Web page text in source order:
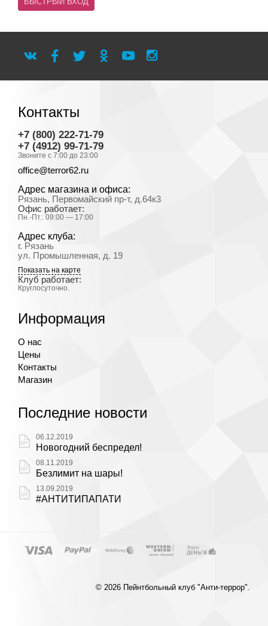
Контакты
+7 (800) 222-71-79
+7 (4912) 99-71-79
Звоните с 7:00 до 23:00
office@terror62.ru
Адрес магазина и офиса:
Рязань, Первомайский пр-т, д.64к3
Офис работает:
Пн.-Пт.: 09:00 — 17:00
Адрес клуба:
г. Рязань
ул. Промышленная, д. 19
Показать на карте
Клуб работает:
Круглосуточно.
Информация
О нас
Цены
Контакты
Магазин
Последние новости
06.12.2019
Новогодний беспредел!
08.11.2019
Безлимит на шары!
13.09.2019
#АНТИТИПАПАТИ
© 2026 Пейнтбольный клуб "Анти-террор".